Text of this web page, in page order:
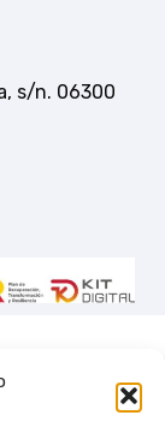
s/n. 06300